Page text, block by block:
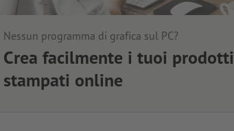
Nessun programma di grafica sul PC?
Crea facilmente i tuoi prodotti
stampati online